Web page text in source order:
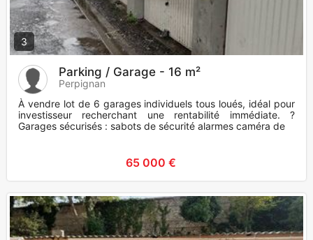
3
Parking / Garage - 16 m²
Perpignan
À vendre lot de 6 garages individuels tous loués, idéal pour
investisseur recherchant une rentabilité immédiate. ?
Garages sécurisés : sabots de sécurité alarmes caméra de
65 000 €